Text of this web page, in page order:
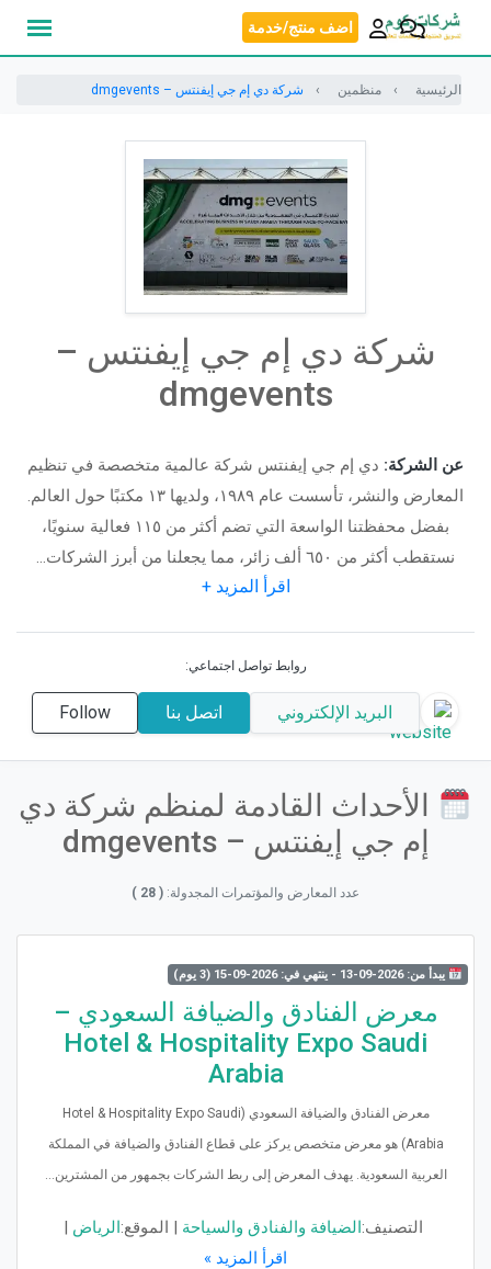
انتقل
اضف منتج/خدمة
الرئيسية منظمين شركة دي إم جي إيفنتس – dmgevents
شركة دي إم جي إيفنتس –
dmgevents
عن الشركة: دي إم جي إيفنتس شركة عالمية متخصصة في تنظيم
المعارض والنشر، تأسست عام ١٩٨٩، ولديها ١٣ مكتبًا حول العالم.
بفضل محفظتنا الواسعة التي تضم أكثر من ١١٥ فعالية سنويًا،
نستقطب أكثر من ٦٥٠ ألف زائر، مما يجعلنا من أبرز الشركات...
اقرأ المزيد +
روابط تواصل اجتماعي:
البريد الإلكتروني اتصل بنا Follow
الأحداث القادمة لمنظم شركة دي
إم جي إيفنتس – dmgevents
عدد المعارض والمؤتمرات المجدولة: ( 28 )
يبدأ من: 2026-09-13 - ينتهي في: 2026-09-15 (3 يوم)
معرض الفنادق والضيافة السعودي –
Hotel & Hospitality Expo Saudi
Arabia
معرض الفنادق والضيافة السعودي (Hotel & Hospitality Expo Saudi
Arabia) هو معرض متخصص يركز على قطاع الفنادق والضيافة في المملكة
العربية السعودية. يهدف المعرض إلى ربط الشركات بجمهور من المشترين...
التصنيف:الضيافة والفنادق والسياحة | الموقع:الرياض |
اقرأ المزيد »